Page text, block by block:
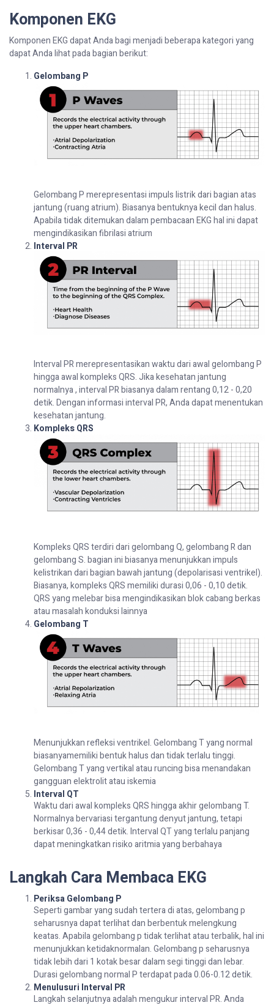
Komponen EKG
Komponen EKG dapat Anda bagi menjadi beberapa kategori yang
dapat Anda lihat pada bagian berikut:
Gelombang P
Gelombang P merepresentasi impuls listrik dari bagian atas
jantung (ruang atrium). Biasanya bentuknya kecil dan halus.
Apabila tidak ditemukan dalam pembacaan EKG hal ini dapat
mengindikasikan fibrilasi atrium
Interval PR
Interval PR merepresentasikan waktu dari awal gelombang P
hingga awal kompleks QRS. Jika kesehatan jantung
normalnya , interval PR biasanya dalam rentang 0,12 - 0,20
detik. Dengan informasi interval PR, Anda dapat menentukan
kesehatan jantung.
Kompleks QRS
Kompleks QRS terdiri dari gelombang Q, gelombang R dan
gelombang S. bagian ini biasanya menunjukkan impuls
kelistrikan dari bagian bawah jantung (depolarisasi ventrikel).
Biasanya, kompleks QRS memiliki durasi 0,06 - 0,10 detik.
QRS yang melebar bisa mengindikasikan blok cabang berkas
atau masalah konduksi lainnya
Gelombang T
Menunjukkan refleksi ventrikel. Gelombang T yang normal
biasanyamemiliki bentuk halus dan tidak terlalu tinggi.
Gelombang T yang vertikal atau runcing bisa menandakan
gangguan elektrolit atau iskemia
Interval QT
Waktu dari awal kompleks QRS hingga akhir gelombang T.
Normalnya bervariasi tergantung denyut jantung, tetapi
berkisar 0,36 - 0,44 detik. Interval QT yang terlalu panjang
dapat meningkatkan risiko aritmia yang berbahaya
Langkah Cara Membaca EKG
Periksa Gelombang P
Seperti gambar yang sudah tertera di atas, gelombang p
seharusnya dapat terlihat dan berbentuk melengkung
keatas. Apabila gelombang p tidak terlihat atau terbalik, hal ini
menunjukkan ketidaknormalan. Gelombang p seharusnya
tidak lebih dari 1 kotak besar dalam segi tinggi dan lebar.
Durasi gelombang normal P terdapat pada 0.06-0.12 detik.
Menulusuri Interval PR
Langkah selanjutnya adalah mengukur interval PR. Anda